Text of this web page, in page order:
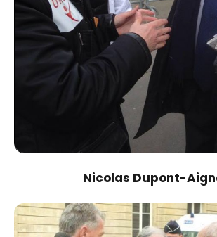
Nicolas Dupont-